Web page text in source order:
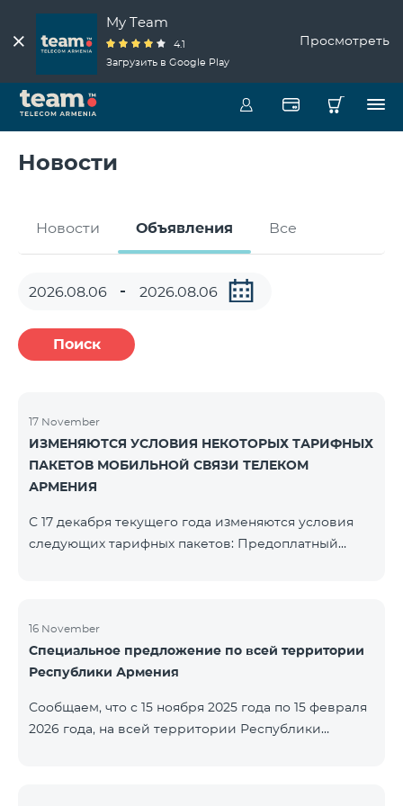
My Team
4.1
Загрузить в Google Play
Просмотреть
Новости
Новости Объявления Все
Поиск
17 November
ИЗМЕНЯЮТСЯ УСЛОВИЯ НЕКОТОРЫХ ТАРИФНЫХ
ПАКЕТОВ МОБИЛЬНОЙ СВЯЗИ ТЕЛЕКОМ
АРМЕНИЯ
С 17 декабря текущего года изменяются условия
следующих тарифных пакетов: Предоплатный
Абоненты получат 600 минут на все сети РА, США,
Канады, Beeline РФ и Tele2 вместо прежних 300
минут и 14 ГБ интернета вместо прежних 7 ГБ.
будет переименован в «Be Free 3200». Абонентская
пла
16 November
Специальное предложение по всей территории
Республики Армения
Сообщаем, что с 15 ноября 2025 года по 15 февраля
2026 года, на всей территории Республики